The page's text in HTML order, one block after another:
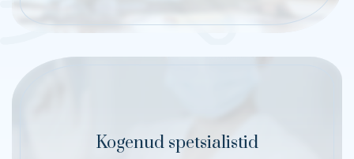
Kogenud spetsialistid